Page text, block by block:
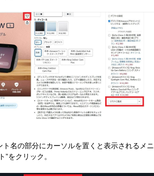
名の部分にカーソルを置くと表示されるメニ
”をクリック。